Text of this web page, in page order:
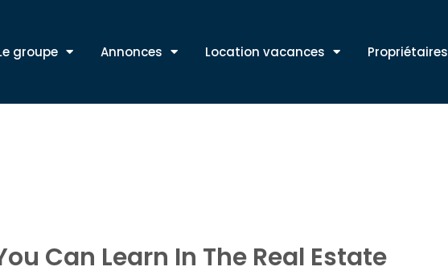
groupe Annonces Location vacances Propriétaires
Can Learn In The Real Estate